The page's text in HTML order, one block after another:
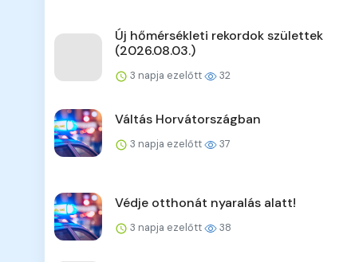
Új hőmérsékleti rekordok születtek
(2026.08.03.)
3 napja ezelőtt 32
Váltás Horvátországban
3 napja ezelőtt 37
Védje otthonát nyaralás alatt!
3 napja ezelőtt 38